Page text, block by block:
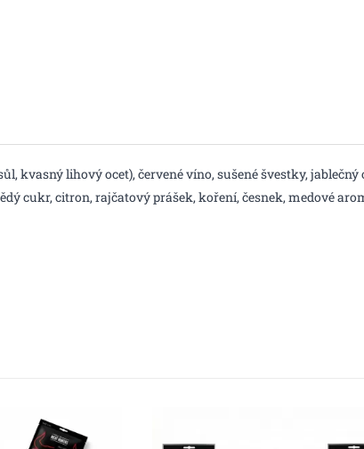
kvasný lihový ocet), červené víno, sušené švestky,
citron, rajčatový prášek, koření, česnek, medové